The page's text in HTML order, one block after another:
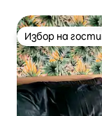
Избор на
Избор на